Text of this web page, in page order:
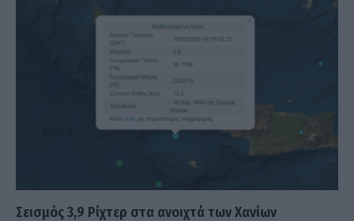
Σεισμός 3,9 Ρίχτερ στα ανοιχτά των Χανίων